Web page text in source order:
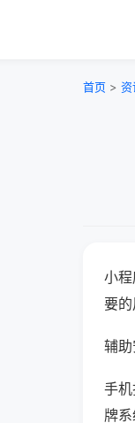
首页 > 资
小
要的
辅
手
牌